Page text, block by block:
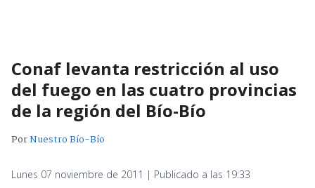
Conaf levanta restricción al uso
del fuego en las cuatro provincias
de la región del Bío-Bío
PorNuestro Bío-Bío
Lunes 07 noviembre de 2011 | Publicado a las 19:33